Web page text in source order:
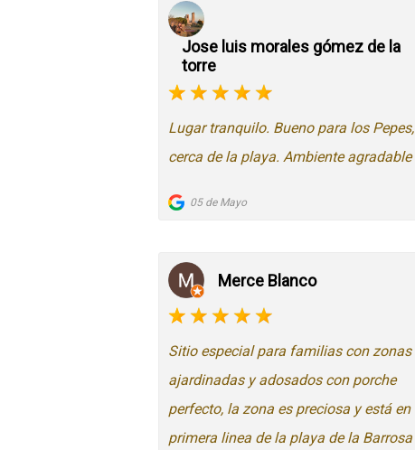
Jose luis morales gómez de la
torre
Lugar tranquilo. Bueno para los Pepes,
cerca de la playa. Ambiente agradable
05 de Mayo
Merce Blanco
Sitio especial para familias con zonas
ajardinadas y adosados con porche
perfecto, la zona es preciosa y está en
primera linea de la playa de la Barrosa